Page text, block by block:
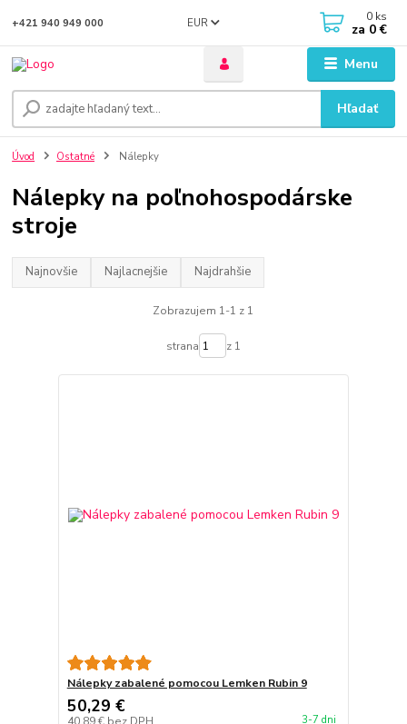
Menu
EUR
Hľadať
+421 940 949 000 0 ks
za 0 €
Úvod Ostatné Nálepky
Nálepky na poľnohospodárske
stroje
Najnovšie Najlacnejšie Najdrahšie
Zobrazujem 1-1 z 1
strana z 1
Nálepky zabalené pomocou Lemken Rubin 9
50,29 €
3-7 dni